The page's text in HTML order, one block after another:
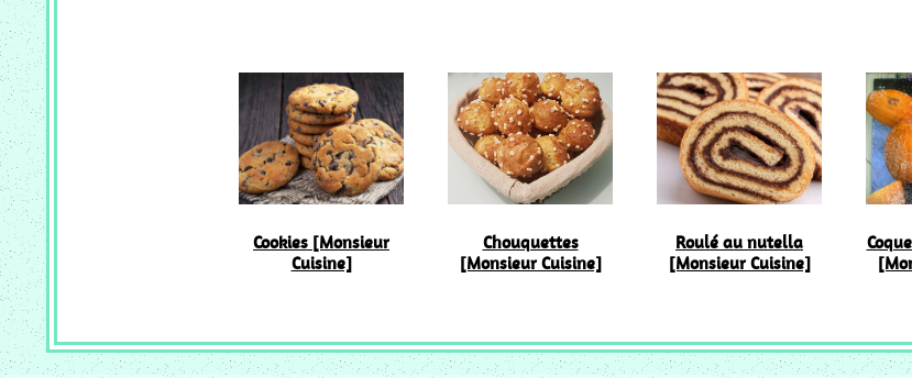
Cookies [Monsieur
Cuisine]
Chouquettes
[Monsieur Cuisine]
Roulé au nutella
[Monsieur Cuisine]